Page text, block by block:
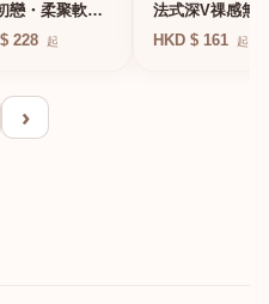
戀・柔聚軟鋼
內衣
228 起
法式深V祼感無
凍軟支撐條無鋼
HKD $ 161 起
›